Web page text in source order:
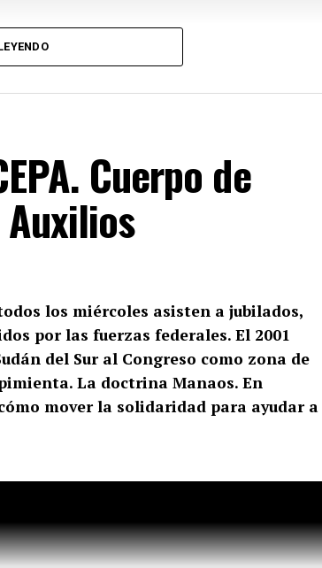
Cuerpo de
los miércoles asisten a jubilados,
por las fuerzas federales. El 2001
del Sur al Congreso como zona de
La doctrina Manaos. En
mover la solidaridad para ayudar a